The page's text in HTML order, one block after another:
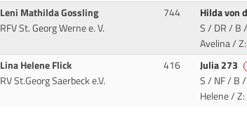
Leni Mathilda Gossling
RFV St. Georg Werne e. V.
744 Hilda von
S / DR / B
Avelina /
Lina Helene Flick
RV St.Georg Saerbeck e.V.
416 Julia 273
S / NF / B
Helene /